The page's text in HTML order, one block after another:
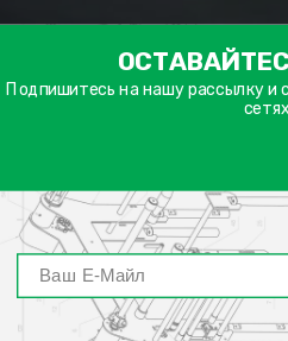
Подпишитесь на нашу рассылку и
сетях